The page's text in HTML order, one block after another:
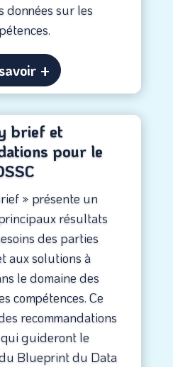
données sur les
+
brief et
pour le
» présente un
résultats
des parties
aux solutions à
le domaine des
compétences. Ce
recommandations
guideront le
Blueprint du Data